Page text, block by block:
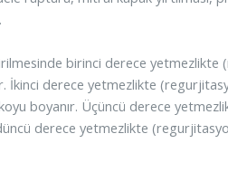
birinci derece
İkinci derece yetmezlikte
boyanır. Üçüncü derece
derece yetmezlikte